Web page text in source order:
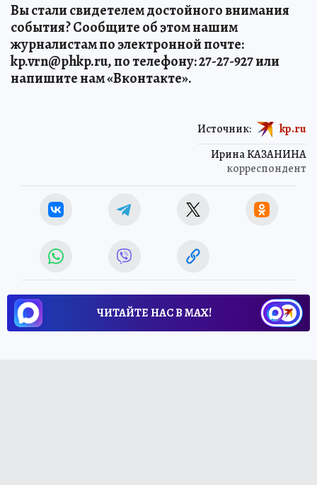
Вы стали свидетелем достойного внимания
события? Сообщите об этом нашим
журналистам по электронной почте:
kp.vrn@phkp.ru, по телефону: 27-27-927 или
напишите нам «Вконтакте».
Ирина КАЗАНИНА
корреспондент
Источник: kp.ru
ЧИТАЙТЕ НАС В МАХ!